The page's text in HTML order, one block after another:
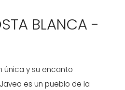
BLANCA -
única y su encanto
es un pueblo de la